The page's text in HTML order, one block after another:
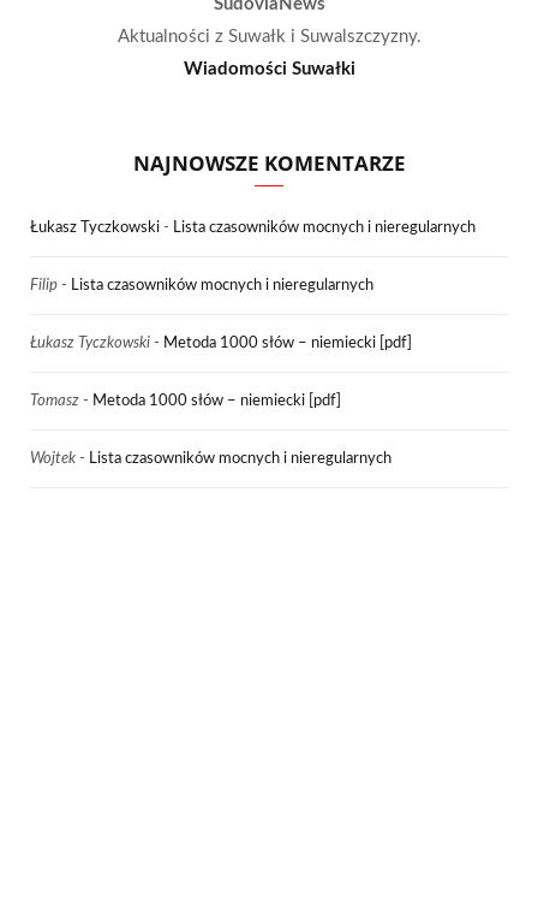
SudoviaNews
Aktualności z Suwałk i Suwalszczyzny.
Wiadomości Suwałki
NAJNOWSZE KOMENTARZE
Łukasz Tyczkowski - Lista czasowników mocnych i nieregularnych
Filip - Lista czasowników mocnych i nieregularnych
Łukasz Tyczkowski - Metoda 1000 słów – niemiecki [pdf]
Tomasz - Metoda 1000 słów – niemiecki [pdf]
Wojtek - Lista czasowników mocnych i nieregularnych